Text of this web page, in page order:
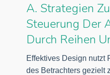
A. Strategien
Steuerung Der
Durch Reihen
Effektives Design nutzt
des Betrachters gezielt